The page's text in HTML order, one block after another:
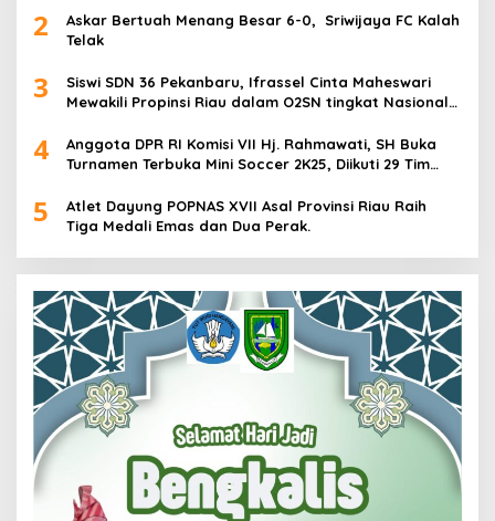
2
Askar Bertuah Menang Besar 6-0, Sriwijaya FC Kalah
Telak
3
Siswi SDN 36 Pekanbaru, Ifrassel Cinta Maheswari
Mewakili Propinsi Riau dalam O2SN tingkat Nasional
4
Anggota DPR RI Komisi VII Hj. Rahmawati, SH Buka
Turnamen Terbuka Mini Soccer 2K25, Diikuti 29 Tim
5
Atlet Dayung POPNAS XVII Asal Provinsi Riau Raih
Tiga Medali Emas dan Dua Perak.